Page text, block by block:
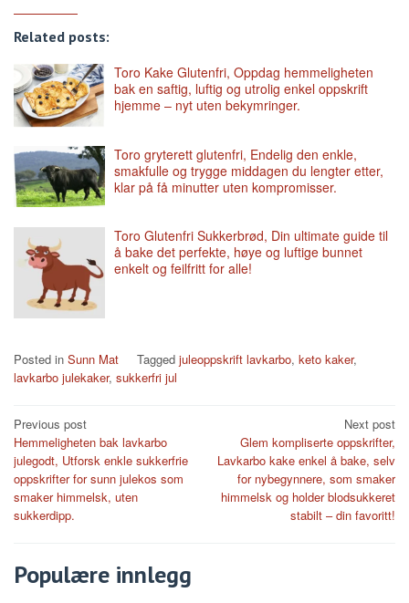
Related posts:
Toro Kake Glutenfri, Oppdag hemmeligheten
bak en saftig, luftig og utrolig enkel oppskrift
hjemme – nyt uten bekymringer.
Toro gryterett glutenfri, Endelig den enkle,
smakfulle og trygge middagen du lengter etter,
klar på få minutter uten kompromisser.
Toro Glutenfri Sukkerbrød, Din ultimate guide til
å bake det perfekte, høye og luftige bunnet
enkelt og feilfritt for alle!
Posted in Sunn Mat Tagged juleoppskrift lavkarbo, keto kaker,
lavkarbo julekaker, sukkerfri jul
Post
navigation
Previous post
Hemmeligheten bak lavkarbo
julegodt, Utforsk enkle sukkerfrie
oppskrifter for sunn julekos som
smaker himmelsk, uten
sukkerdipp.
Next post
Glem kompliserte oppskrifter,
Lavkarbo kake enkel å bake, selv
for nybegynnere, som smaker
himmelsk og holder blodsukkeret
stabilt – din favoritt!
Populære innlegg